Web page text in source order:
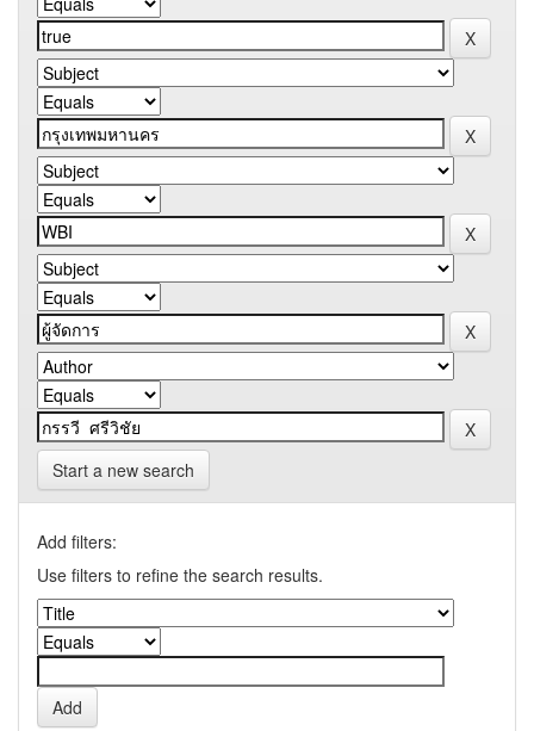
Start a new search
Add filters:
Use filters to refine the search results.